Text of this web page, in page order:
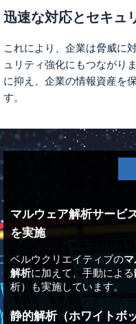
迅速な対応とセキュ
これにより、企業は脅威に
ュリティ強化にもつながり
に抑え、企業の情報資産を
す。
マルウェア解析サービ
を実施
ベルウクリエイティブの
解析に加えて、手動による
析）も実施しています。
静的解析（ホワイトボ